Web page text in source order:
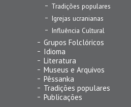
Tradições populares
Igrejas ucranianas
Influência Cultural
Grupos Folclóricos
Idioma
Literatura
Museus e Arquivos
Pêssanka
Tradições populares
Publicações